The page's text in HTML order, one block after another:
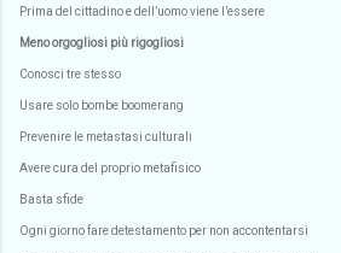
Prima del cittadino e dell’uomo viene l’essere
Meno orgogliosi più rigogliosi
Conosci tre stesso
Usare solo bombe boomerang
Prevenire le metastasi culturali
Avere cura del proprio metafisico
Basta sfide
Ogni giorno fare detestamento per non accontentarsi